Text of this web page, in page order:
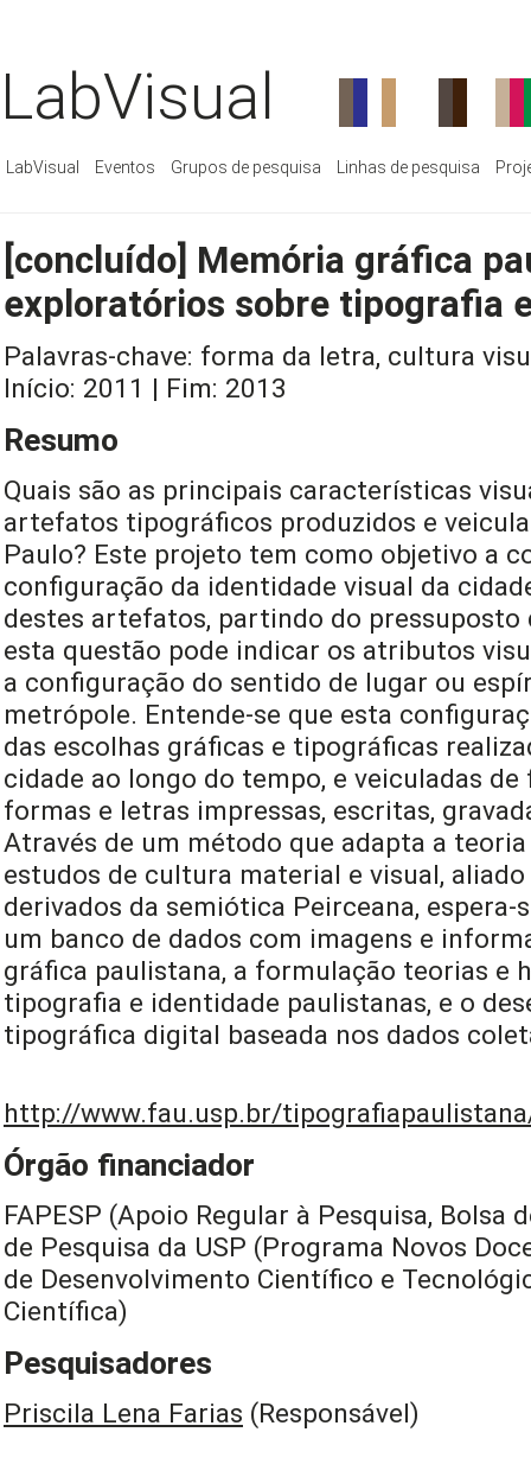
LabVisual
LabVisual Eventos Grupos de pesquisa Linhas de pesquisa
[concluído] Memória gráfica
exploratórios sobre tipografia
Palavras-chave: forma da letra, cultura
Início: 2011 | Fim: 2013
Resumo
Quais são as principais características
artefatos tipográficos produzidos e
Paulo? Este projeto tem como objetivo a
configuração da identidade visual da
destes artefatos, partindo do pressuposto
esta questão pode indicar os atributos
a configuração do sentido de lugar ou
metrópole. Entende-se que esta
das escolhas gráficas e tipográficas
cidade ao longo do tempo, e veiculadas
formas e letras impressas, escritas,
Através de um método que adapta a
estudos de cultura material e visual,
derivados da semiótica Peirceana,
um banco de dados com imagens e
gráfica paulistana, a formulação teorias e
tipografia e identidade paulistanas, e o
tipográfica digital baseada nos dados
http://www.fau.usp.br/
Órgão financiador
FAPESP (Apoio Regular à Pesquisa, Bolsa
de Pesquisa da USP (Programa Novos
de Desenvolvimento Científico e
Científica)
Pesquisadores
Priscila Lena Farias (Responsável)